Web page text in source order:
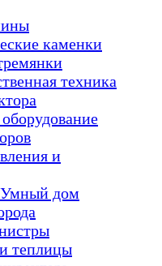
каменки
техника
и
дом
теплицы